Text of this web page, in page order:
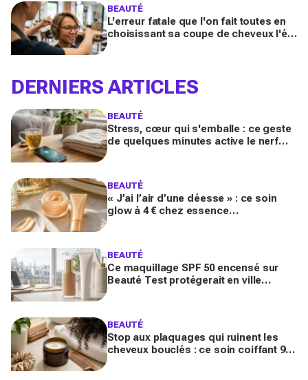
BEAUTÉ
L'erreur fatale que l'on fait toutes en
choisissant sa coupe de cheveux l'été
DERNIERS ARTICLES
BEAUTÉ
Stress, cœur qui s'emballe : ce geste
de quelques minutes active le nerf
BEAUTÉ
« J’ai l’air d’une déesse » : ce soin
glow à 4 € chez essence
BEAUTÉ
Ce maquillage SPF 50 encensé sur
Beauté Test protégerait en ville
BEAUTÉ
Stop aux plaquages qui ruinent les
cheveux bouclés : ce soin coiffant 98